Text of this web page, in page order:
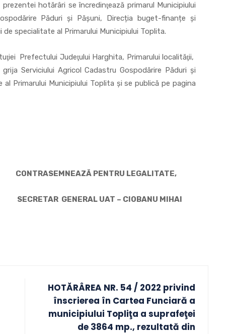
hotărâri se încredinţează primarul Municipiului
Păduri și Pășuni, Direcția buget-finanțe și
specialitate al Primarului Municipiului Toplita.
Prefectului Judeţului Harghita, Primarului localităţii,
Serviciului Agricol Cadastru Gospodărire Păduri și
Primarului Municipiului Toplita şi se publică pe pagina
PENTRU LEGALITATE,
SECRETAR GENERAL UAT – CIOBANU MIHAI
HOTĂRÂREA NR. 54 / 2022 privind
înscrierea în Cartea Funciară a
municipiului Topliţa a suprafeţei
de 3864 mp., rezultată din